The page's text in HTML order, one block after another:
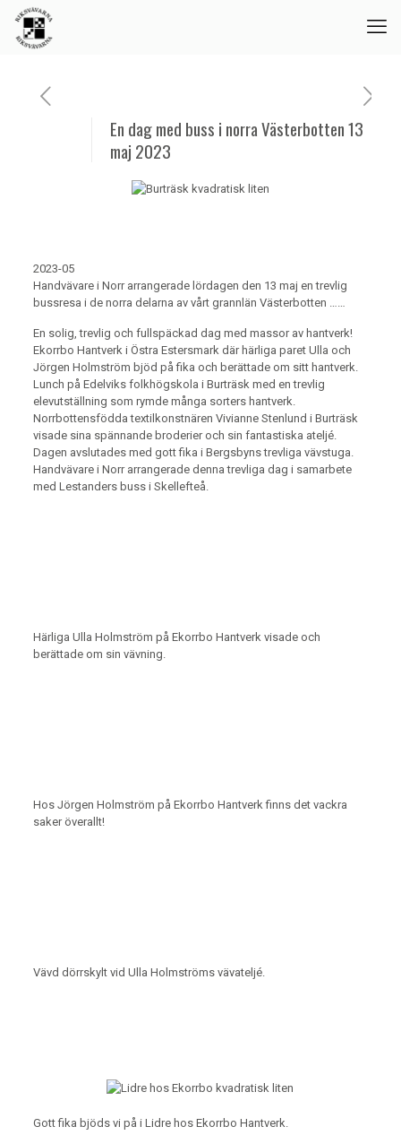
En dag med buss i norra Västerbotten 13
maj 2023
2023-05
Handvävare i Norr arrangerade lördagen den 13 maj en trevlig
bussresa i de norra delarna av vårt grannlän Västerbotten ……
En solig, trevlig och fullspäckad dag med massor av hantverk!
Ekorrbo Hantverk i Östra Estersmark där härliga paret Ulla och
Jörgen Holmström bjöd på fika och berättade om sitt hantverk.
Lunch på Edelviks folkhögskola i Burträsk med en trevlig
elevutställning som rymde många sorters hantverk.
Norrbottensfödda textilkonstnären Vivianne Stenlund i Burträsk
visade sina spännande broderier och sin fantastiska ateljé.
Dagen avslutades med gott fika i Bergsbyns trevliga vävstuga.
Handvävare i Norr arrangerade denna trevliga dag i samarbete
med Lestanders buss i Skellefteå.
Härliga Ulla Holmström på Ekorrbo Hantverk visade och
berättade om sin vävning.
Hos Jörgen Holmström på Ekorrbo Hantverk finns det vackra
saker överallt!
Vävd dörrskylt vid Ulla Holmströms vävateljé.
Gott fika bjöds vi på i Lidre hos Ekorrbo Hantverk.